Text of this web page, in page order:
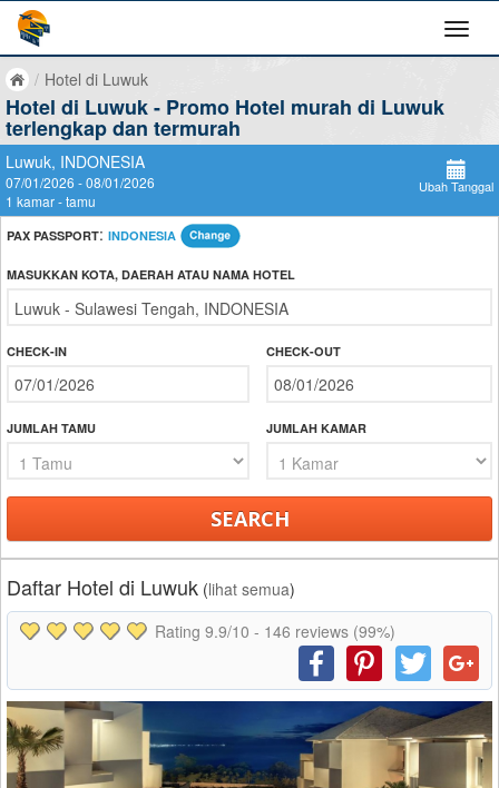
/ Hotel di Luwuk
Hotel di Luwuk - Promo Hotel murah di Luwuk
terlengkap dan termurah
Luwuk, INDONESIA
07/01/2026 - 08/01/2026
1 kamar - tamu
Ubah Tanggal
PAX PASSPORT: INDONESIA
MASUKKAN KOTA, DAERAH ATAU NAMA HOTEL
CHECK-IN CHECK-OUT
JUMLAH TAMU JUMLAH KAMAR
Daftar Hotel di Luwuk (lihat semua)
Rating 9.9/10 - 146 reviews (99%)